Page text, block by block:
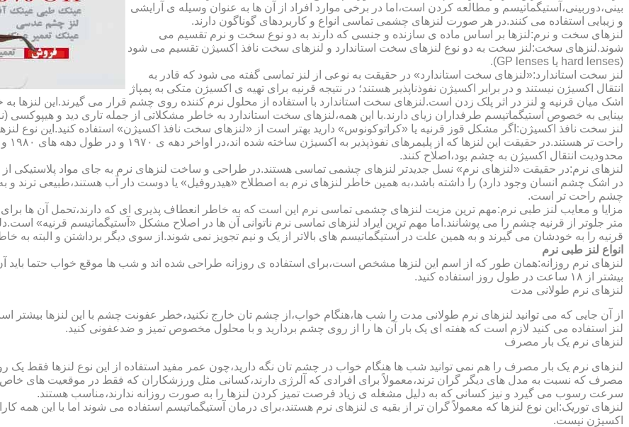
بینی،دوربینی،آستیگماتیسم و مطالعه کردن است،اما در برخی موارد افراد از آن ها به عنوان وسیله ی آرایشی
و زیبایی استفاده می کنند.در هر صورت لنزهای چشمی تماسی انواع و کاربردهای گوناگون دارند.
لنزهای سخت و نرم:لنزها بر اساس ماده ی سازنده و جنسی که دارند به دو نوع سخت و نرم تقسیم می
شوند.لنزهای سخت:لنز سخت به دو نوع لنزهای سخت استاندارد و لنزهای سخت نافذ اکسیژن تقسیم می شود
(hard lenses یا GP lenses).
لنز سخت استاندارد:«لنزهای سخت استاندارد» در حقیقت به نوعی از لنز تماسی گفته می شود که قادر به
انتقال اکسیژن نیستند و در برابر اکسیژن نفوذناپذیر هستند؛ در نتیجه قرنیه برای تهیه ی اکسیژن متکی به پمپاژ
اشک میان قرنیه و لنز در اثر پلک زدن است.لنزهای سخت استاندارد با استفاده از محلول نرم کننده روی چشم قرار می گیرند.این
بینایی به خصوص آستیگماتیسم طرفداران زیای دارند.با این همه،لنزهای سخت استاندارد به خاطر مشکلاتی از جمله تاری دید و هیپوکسی
لنز سخت نافذ اکسیژن:اگر مشکل قوز قرنیه یا «کراتوکونوس» دارید بهتر است از «لنزهای سخت نافذ اکسیژن» استفاده کنید.این نوع
محدودیت انتقال اکسیژن به چشم بود،اصلاح کنند.
لنزهای نرم:در حقیقت «لنزهای نرم» نسل جدیدتر لنزهای چشمی تماسی هستند.در طراحی و ساخت لنزهای نرم به جای مواد پلاستیکی
در اشک چشم انسان وجود دارد) را داشته باشد،به همین خاطر لنزهای نرم به اصطلاح «هیدروفیل» یا دوست دار آب هستند،طبیعی ترند
چشم راحت تر است.
مزایا و معایب لنز طبی نرم:مهم ترین مزیت لنزهای چشمی تماسی نرم این است که به خاطر انعطاف پذیری ای که دارند،تحمل آن ها
متر جلوتر از قرنیه چشم را می پوشانند.اما مهم ترین ایراد لنزهای تماسی نرم ناتوانی آن ها در اصلاح مشکل «آستیگماتیسم قرنیه»
قرنیه را به خودشان می گیرند و به همین علت در آستیگماتیسم های بالاتر از یک و نیم تجویز نمی شوند.از سوی دیگر برداشتن و البته
انواع لنز طبی نرم
لنزهای نرم روزانه:همان طور که از اسم این لنزها مشخص است،برای استفاده ی روزانه طراحی شده اند و شب ها موقع خواب حتما باید آن
بیشتر از ۱۸ ساعت در طول روز استفاده کنید.
لنزهای نرم طولانی مدت
از آن جایی که می توانید لنزهای نرم طولانی مدت را شب ها،هنگام خواب،از چشم تان خارج نکنید،خطر عفونت چشم با این لنزها بیشتر
لنز استفاده می کنید لازم است که هفته ای یک بار آن ها را از روی چشم بردارید و با محلول مخصوص تمیز و ضدعفونی کنید.
لنزهای نرم یک بار مصرف
لنزهای نرم یک بار مصرف را هم نمی توانید شب ها هنگام خواب در چشم تان نگه دارید،چون عمر مفید استفاده از این نوع لنزها فقط یک
مصرف که نسبت به مدل های دیگر گران ترند،معمولاً برای افرادی که آلرژی دارند،کسانی مثل ورزشکاران که فقط در موقعیت های خاص
سرعت رسوب می گیرد و نیز کسانی که به دلیل مشغله ی زیاد فرصت تمیز کردن لنزها را به صورت روزانه ندارند،مناسب هستند.
لنزهای توریک:این نوع لنزها که معمولاً گران تر از بقیه ی لنزهای نرم هستند،برای درمان آستیگماتیسم استفاده می شوند اما با این همه
اکسیژن نیست.